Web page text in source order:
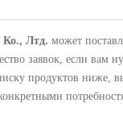
Ко., Лтд. может
заявок, если вам
продуктов ниже,